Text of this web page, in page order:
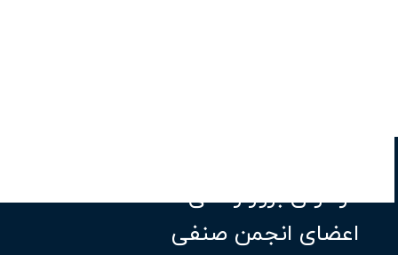
فراخوان بروز رسانی اطلاعات
اعضای انجمن صنفی